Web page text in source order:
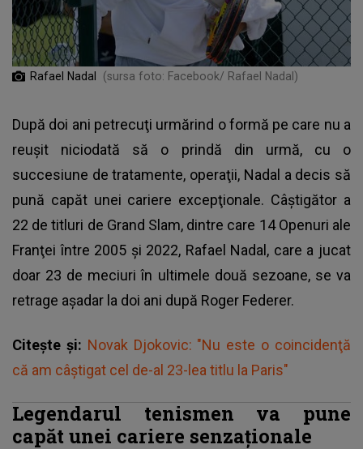
Rafael Nadal (sursa foto: Facebook/ Rafael Nadal)
După doi ani petrecuţi urmărind o formă pe care nu a
reuşit niciodată să o prindă din urmă, cu o
succesiune de tratamente, operaţii, Nadal a decis să
pună capăt unei cariere excepţionale. Câştigător a
22 de titluri de Grand Slam, dintre care 14 Openuri ale
Franţei între 2005 şi 2022, Rafael Nadal, care a jucat
doar 23 de meciuri în ultimele două sezoane, se va
retrage aşadar la doi ani după Roger Federer.
Citește și: Novak Djokovic: "Nu este o coincidenţă
că am câştigat cel de-al 23-lea titlu la Paris"
Legendarul tenismen va pune
capăt unei cariere senzaționale